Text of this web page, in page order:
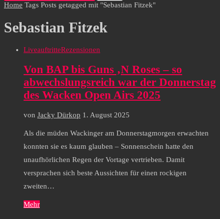
Home Tags Posts getagged mit "Sebastian Fitzek"
Sebastian Fitzek
LiveauftritteRezensionen
Von BAP bis Guns ‚N Roses – so
abwechslungsreich war der Donnerstag
des Wacken Open Airs 2025
von Jacky Dürkop 1. August 2025
Als die müden Wackinger am Donnerstagmorgen erwachten
konnten sie es kaum glauben – Sonnenschein hatte den
unaufhörlichen Regen der Vortage vertrieben. Damit
versprachen sich beste Aussichten für einen rockigen
zweiten…
Mehr